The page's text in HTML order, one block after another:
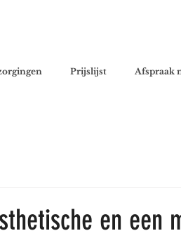
Prijslijst Afspraak
en een